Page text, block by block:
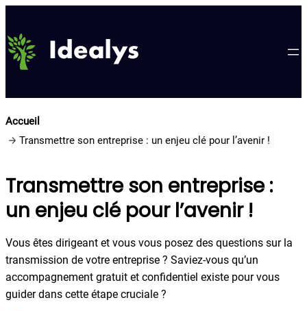
contenu
Accueil
Transmettre son entreprise : un enjeu clé pour l’avenir !
Transmettre son entreprise :
un enjeu clé pour l’avenir !
Vous êtes dirigeant et vous vous posez des questions sur la
transmission de votre entreprise ? Saviez-vous qu’un
accompagnement gratuit et confidentiel existe pour vous
guider dans cette étape cruciale ?